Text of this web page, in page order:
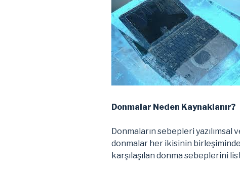
Donmalar Neden Kaynaklanır?
Donmaların sebepleri yazılımsal
donmalar her ikisinin
karşılaşılan donma sebeplerini